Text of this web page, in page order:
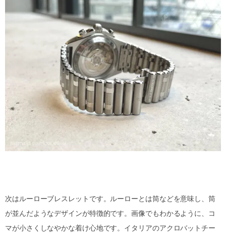
次はルーローブレスレットです。ルーローとは筒などを意味し、筒
が並んだようなデザインが特徴的です。画像でもわかるように、コ
マが小さくしなやかな着け心地です。イタリアのアクロバットチー